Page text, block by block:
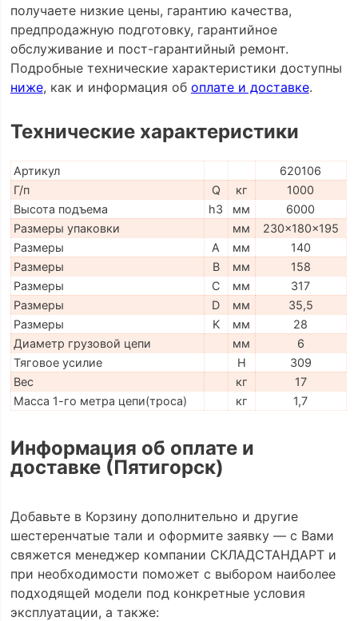
получаете низкие цены, гарантию качества,
предпродажную подготовку, гарантийное
обслуживание и пост-гарантийный ремонт.
Подробные технические характеристики доступны
ниже, как и информация об оплате и доставке.
Технические характеристики
Артикул
620106
Г/п
Q кг
1000
Высота подъема
h3 мм
6000
Размеры упаковки
мм
230x180x195
Размеры
A мм
140
Размеры
B мм
158
Размеры
C мм
317
Размеры
D мм
35,5
Размеры
K мм
28
Диаметр грузовой цепи
мм
6
Тяговое усилие
H
309
Вес
кг
17
Масса 1-го метра цепи(троса)
кг 1,7
Информация об оплате и
доставке (Пятигорск)
Добавьте в Корзину дополнительно и другие
шестеренчатые тали и оформите заявку — с Вами
свяжется менеджер компании СКЛАДСТАНДАРТ и
при необходимости поможет с выбором наиболее
подходящей модели под конкретные условия
эксплуатации, а также: